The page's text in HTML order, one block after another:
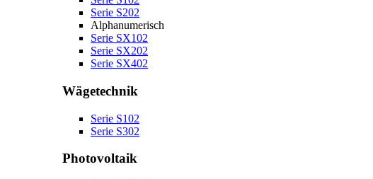
Serie S202
Alphanumerisch
Serie SX102
Serie SX202
Serie SX402
Wägetechnik
Serie S102
Serie S302
Photovoltaik